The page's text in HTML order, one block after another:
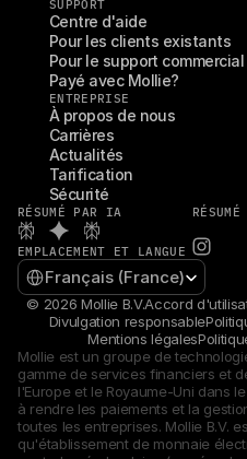
SUPPORT
Centre d'aide
Pour les clients existants
Pour le support commercial
Payé avec Mollie?
ENTREPRISE
À propos de nous
Carrières
Actualités
Tarification
Sécurité
RÉSUMÉ PAR IA
EMPLACEMENT ET LANGUE
Select Language
Français (France)
© 2026 Mollie B.V.Accord
Divulgation responsable
Mentions légales
Mollie est un groupe de
gamme de services financiers et
l'Europe et le Royaume-Uni dans
à rendre les paiements et la
toutes les entreprises. Mollie B.V.
qu'établissement de monnaie